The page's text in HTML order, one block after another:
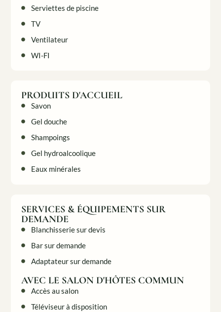
Serviettes de piscine
TV
Ventilateur
WI-FI
PRODUITS D'ACCUEIL
Savon
Gel douche
Shampoings
Gel hydroalcoolique
Eaux minérales
SERVICES & ÉQUIPEMENTS SUR
DEMANDE
Blanchisserie sur devis
Bar sur demande
Adaptateur sur demande
AVEC LE SALON D'HÔTES COMMUN
Accès au salon
Téléviseur à disposition